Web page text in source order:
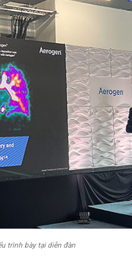
trình bày tại diễn đàn